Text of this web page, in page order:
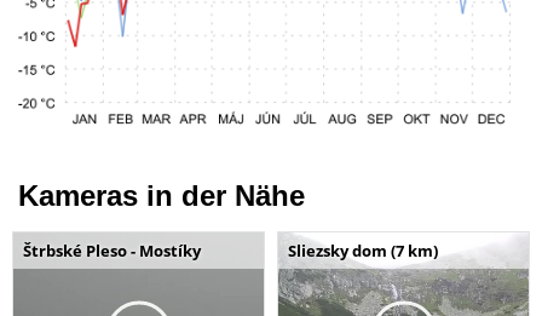
Kameras in der Nähe
Štrbské Pleso - Mostíky Sliezsky dom (7 km)